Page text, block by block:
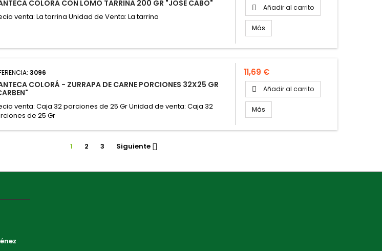
COLORA CON LOMO TARRINA 200 GR "JOSÉ CABO"
venta: La tarrina Unidad de Venta: La tarrina
 Añadir al carrito
Más
3096
COLORÁ - ZURRAPA DE CARNE PORCIONES 32X25 GR
venta: Caja 32 porciones de 25 Gr Unidad de venta: Caja 32
de 25 Gr
Precio
11,69 €
 Añadir al carrito
Más
1 2 3 Siguiente 